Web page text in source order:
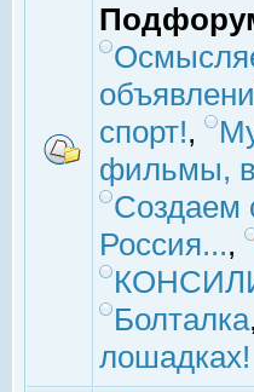
спорт!,
фильмы,
Создаем
Россия...,
Болталка,
лошадках!